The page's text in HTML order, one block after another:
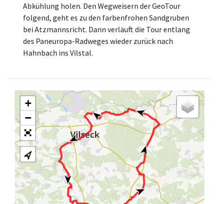
Abkühlung holen. Den Wegweisern der GeoTour
folgend, geht es zu den farbenfrohen Sandgruben
bei Atzmannsricht. Dann verläuft die Tour entlang
des Paneuropa-Radweges wieder zurück nach
Hahnbach ins Vilstal.
+
−